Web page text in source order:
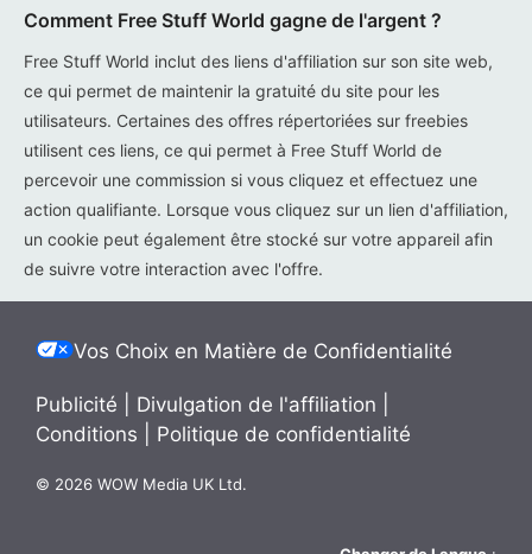
Comment Free Stuff World gagne de l'argent ?
Free Stuff World inclut des liens d'affiliation sur son site web,
ce qui permet de maintenir la gratuité du site pour les
utilisateurs. Certaines des offres répertoriées sur freebies
utilisent ces liens, ce qui permet à Free Stuff World de
percevoir une commission si vous cliquez et effectuez une
action qualifiante. Lorsque vous cliquez sur un lien d'affiliation,
un cookie peut également être stocké sur votre appareil afin
de suivre votre interaction avec l'offre.
Vos Choix en Matière de Confidentialité
Publicité Divulgation de l'affiliation
Conditions
Politique de confidentialité
© 2026 WOW Media UK Ltd.